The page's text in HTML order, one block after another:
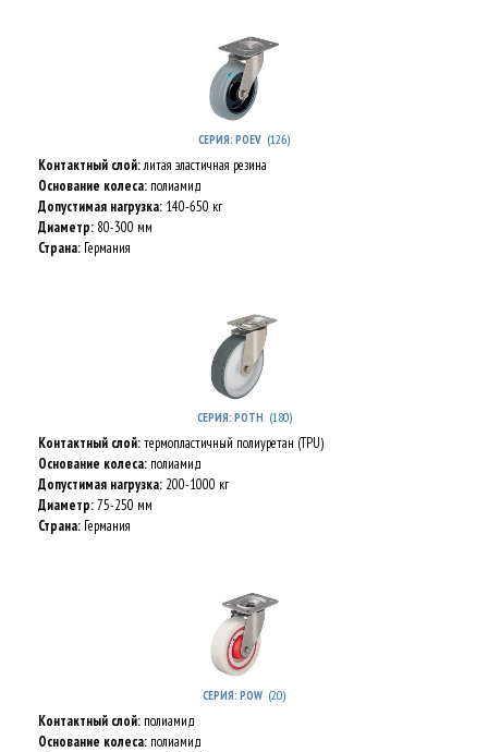
СЕРИЯ: POEV (126)
Контактный слой:литая эластичная резина
Основание колеса: полиамид
Допустимая нагрузка: 140-650 кг
Диаметр: 80-300 мм
Страна: Германия
СЕРИЯ: POTH (180)
Контактный слой:термопластичный полиуретан (TPU)
Основание колеса: полиамид
Допустимая нагрузка: 200-1000 кг
Диаметр:75-250 мм
Страна: Германия
СЕРИЯ: POW (20)
Контактный слой: полиамид
Основание колеса: полиамид